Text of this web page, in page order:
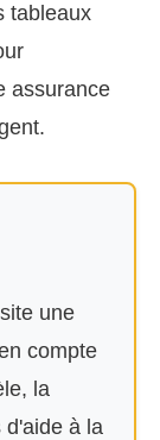
tableaux
assurance
une
compte
la
d'aide à la